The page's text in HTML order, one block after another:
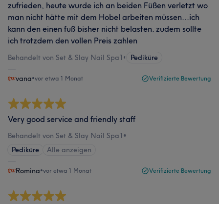
zufrieden, heute wurde ich an beiden Füßen verletzt wo
man nicht hätte mit dem Hobel arbeiten müssen...ich
kann den einen fuß bisher nicht belasten. zudem sollte
ich trotzdem den vollen Preis zahlen
Behandelt von Set & Slay Nail Spa1 • Pediküre
vana•vor etwa 1 Monat Verifizierte Bewertung
Very good service and friendly staff
Behandelt von Set & Slay Nail Spa1 •
Pediküre
Alle anzeigen
Romina•vor etwa 1 Monat Verifizierte Bewertung